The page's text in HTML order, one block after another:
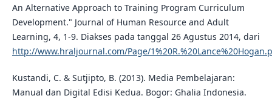
An Alternative Approach to Training Program Curriculum
Development." Journal of Human Resource and Adult
Learning, 4, 1-9. Diakses pada tanggal 26 Agustus 2014, dari
http://www.hraljournal.com/Page/
Kustandi, C. & Sutjipto, B. (2013). Media Pembelajaran:
Manual dan Digital Edisi Kedua. Bogor: Ghalia Indonesia.